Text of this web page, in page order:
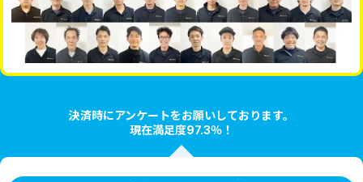
決済時にアンケートをお願いしております。
現在満足度97.3％！